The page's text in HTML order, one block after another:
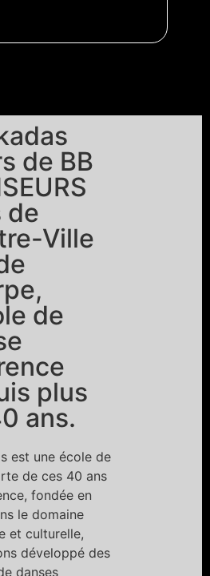
de BB
de
Ville
de
plus
ans.
est une école de
de ces 40 ans
fondée en
le domaine
et culturelle,
développé des
danses